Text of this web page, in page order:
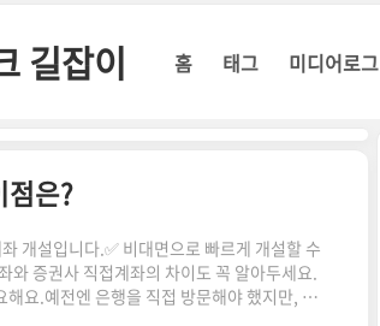
길잡이 홈 태그 미디어로그
점은?
개설입니다.✅ 비대면으로 빠르게 개설할 수
와 증권사 직접계좌의 차이도 꼭 알아두세요.
요.예전엔 은행을 직접 방문해야 했지만, 지